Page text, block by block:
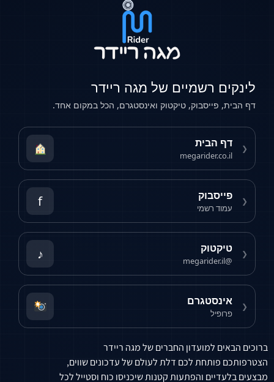
למועדון החברים של מגה ריידר
פותחת לכם דלת לעולם של עדכונים שווים,
והפתעות קטנות שיכניסו כוח וסטייל לכל
רשמיים של מגה ריידר
פייסבוק, טיקטוק ואינסטגרם, הכל במקום אחד.
דף הבית
megarider.co.il
פייסבוק
עמוד רשמי
טיקטוק
אינסטגרם